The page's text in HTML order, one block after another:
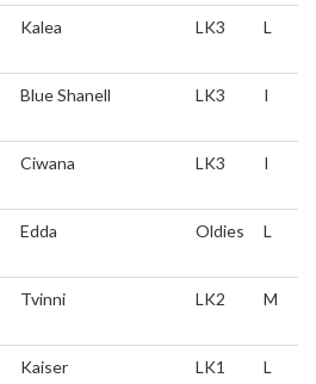
Kalea LK3 L
Blue Shanell LK3 I
Ciwana LK3 I
Edda Oldies L
Tvinni LK2 M
Kaiser LK1 L